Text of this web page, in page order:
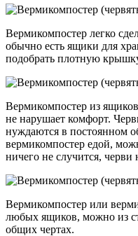
Вермикомпостер легко
обычно есть ящики для
подобрать плотную
Вермикомпостер из
не нарушает комфорт.
нуждаются в постоянном
вермикомпостер едой,
ничего не случится, черви
Вермикомпостер или
любых ящиков, можно из
общих чертах.